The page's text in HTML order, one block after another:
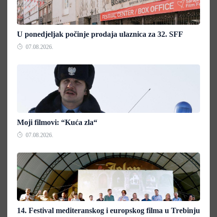
U ponedjeljak počinje prodaja ulaznica za 32. SFF
07.08.2026.
Moji filmovi: “Kuća zla“
07.08.2026.
14. Festival mediteranskog i europskog filma u Trebinju